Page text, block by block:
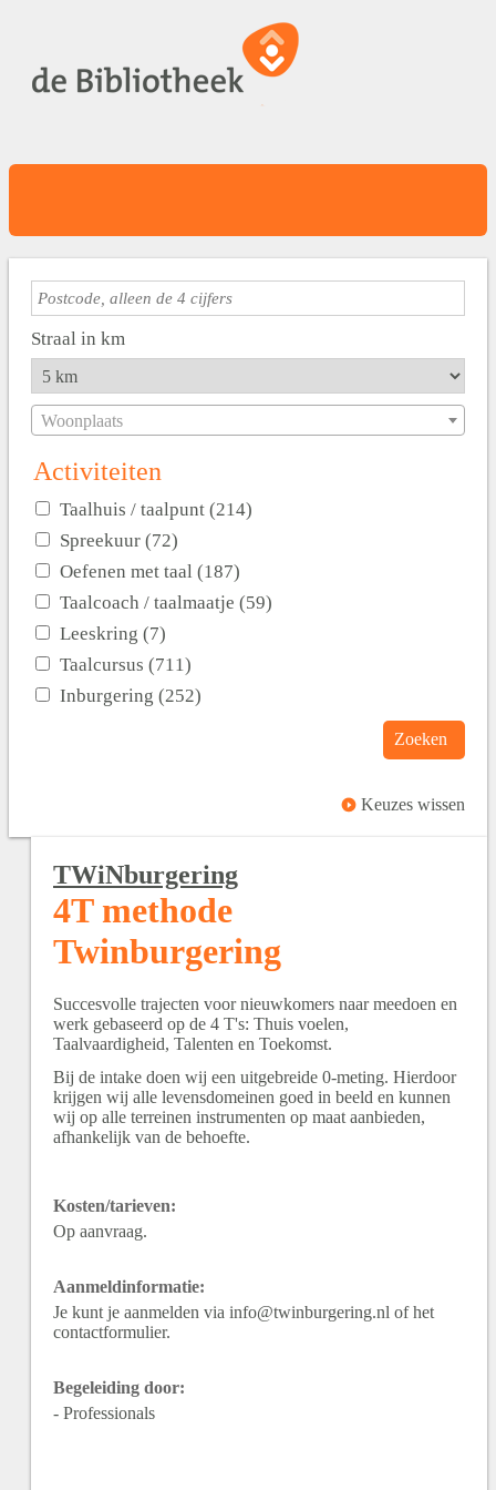
Straal in km
Woonplaats
Activiteiten
Taalhuis / taalpunt (214)
Spreekuur (72)
Oefenen met taal (187)
Taalcoach / taalmaatje (59)
Leeskring (7)
Taalcursus (711)
Inburgering (252)
Zoeken
Keuzes wissen
TWiNburgering
4T methode
Twinburgering
Succesvolle trajecten voor nieuwkomers naar meedoen en
werk gebaseerd op de 4 T's: Thuis voelen,
Taalvaardigheid, Talenten en Toekomst.
Bij de intake doen wij een uitgebreide 0-meting. Hierdoor
krijgen wij alle levensdomeinen goed in beeld en kunnen
wij op alle terreinen instrumenten op maat aanbieden,
afhankelijk van de behoefte.
Kosten/tarieven:
Op aanvraag.
Aanmeldinformatie:
Je kunt je aanmelden via info@twinburgering.nl of het
contactformulier.
Begeleiding door:
- Professionals